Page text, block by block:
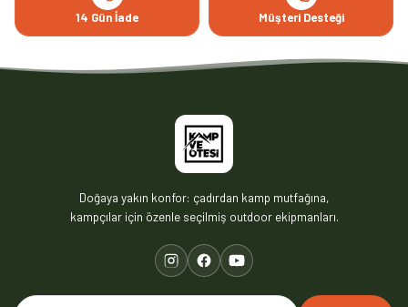
14 Gün İade Müşteri Desteği
Doğaya yakın konfor: çadırdan kamp mutfağına,
kampçılar için özenle seçilmiş outdoor ekipmanları.